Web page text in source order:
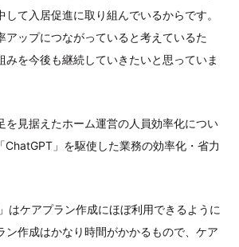
して入居促進に取り組んでいるからです。
アップにつながっていると考えているた
みを今後も継続していきたいと思っていま
を見据えたホーム運営の人員効率化につい
ChatGPT」を駆使した業務の効率化・省力
はケアプラン作成にほぼ利用できるように
ン作成はかなり時間がかかるもので、ケア